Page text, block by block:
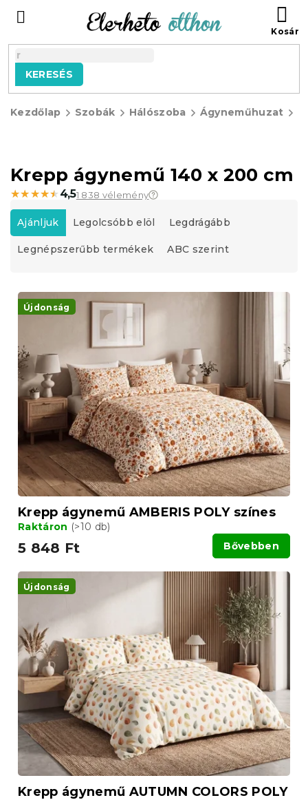
tartalomhoz
KERESÉS
Kezdőlap Szobák Hálószoba Ágyneműhuzat
Krepp ágynemű 140 x 200 cm
★★★★★
★★★★★ 4,51 838 vélemény
T
e
r
m
e
k
e
n
d
e
é
e
Ajánljuk Legolcsóbb elöl Legdrágább
Legnépszerűbb termékek ABC szerint
T
é
k
e
k
Újdonság
Krepp ágynemű AMBERIS POLY színes
Raktáron (>10 db)
5 848 Ft Bővebben
Újdonság
Krepp ágynemű AUTUMN COLORS POLY